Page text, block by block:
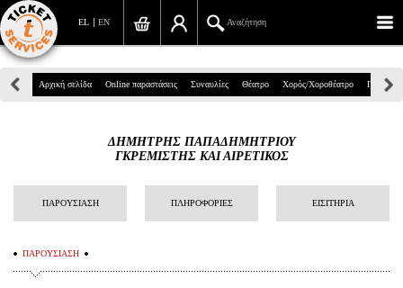
EN
EL Αναζήτηση
Πανεπιστημίου 39, Αθήνα
info@ticketservices.gr
Αναζήτηση
Σύνδεση/Εγγραφή
Αρχική σελίδα Online παραστάσεις Συναυλίες Θέατρο Χορός/Χοροθέατρο Παιδικά
ΔΗΜΗΤΡΗΣ ΠΑΠΑΔΗΜΗΤΡΙΟΥ
ΓΚΡΕΜΙΣΤΗΣ ΚΑΙ ΑΙΡΕΤΙΚΟΣ
ΠΑΡΟΥΣΙΑΣΗ ΠΛΗΡΟΦΟΡΙΕΣ ΕΙΣΙΤΗΡΙΑ
ΠΑΡΟΥΣΙΑΣΗ